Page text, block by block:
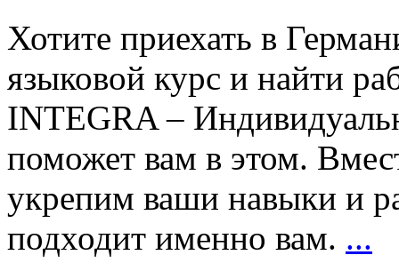
Хотите приехать в
языковой курс и найти
INTEGRA –
поможет вам в этом.
укрепим ваши навыки и
подходит именно вам. ...